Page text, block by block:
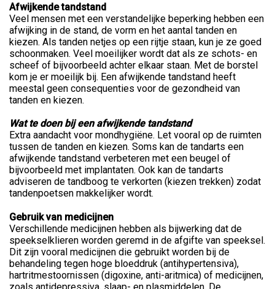
Afwijkende tandstand
Veel mensen met een verstandelijke beperking hebben een
afwijking in de stand, de vorm en het aantal tanden en
kiezen. Als tanden netjes op een rijtje staan, kun je ze goed
schoonmaken. Veel moeilijker wordt dat als ze schots- en
scheef of bijvoorbeeld achter elkaar staan. Met de borstel
kom je er moeilijk bij. Een afwijkende tandstand heeft
meestal geen consequenties voor de gezondheid van
tanden en kiezen.
Wat te doen bij een afwijkende tandstand
Extra aandacht voor mondhygiëne. Let vooral op de ruimten
tussen de tanden en kiezen. Soms kan de tandarts een
afwijkende tandstand verbeteren met een beugel of
bijvoorbeeld met implantaten. Ook kan de tandarts
adviseren de tandboog te verkorten (kiezen trekken) zodat
tandenpoetsen makkelijker wordt.
Gebruik van medicijnen
Verschillende medicijnen hebben als bijwerking dat de
speekselklieren worden geremd in de afgifte van speeksel.
Dit zijn vooral medicijnen die gebruikt worden bij de
behandeling tegen hoge bloeddruk (antihypertensiva),
hartritmestoornissen (digoxine, anti-aritmica) of medicijnen,